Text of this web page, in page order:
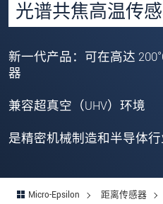
光谱共焦高温传
新一代产品：可在高达
器
兼容超真空（UHV）环境
是精密机械制造和半导体
Micro-Epsilon 距离传感器
街道
邮政编码
电话